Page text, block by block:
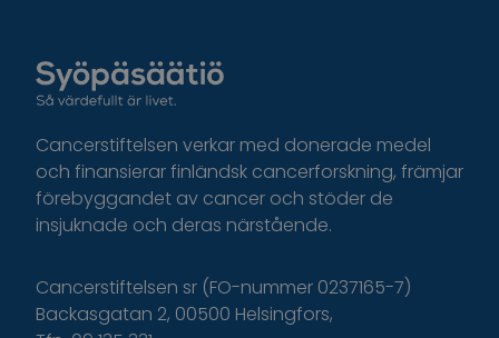
Cancerstiftelsen verkar med donerade medel
och finansierar finländsk cancerforskning, främjar
förebyggandet av cancer och stöder de
insjuknade och deras närstående.
Cancerstiftelsen sr (FO-nummer 0237165-7)
Backasgatan 2, 00500 Helsingfors,